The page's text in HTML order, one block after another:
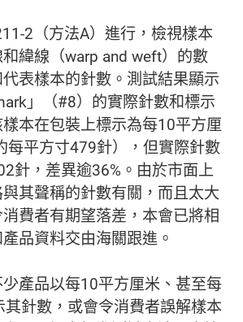
2（方法A）進行，檢視樣本
緯線（warp and weft）的數
表樣本的針數。測試結果顯示
」（#8）的實際針數和標示
本在包裝上標示為每10平方厘
每平方寸479針），但實際針數
針，差異逾36%。由於市面上
其聲稱的針數有關，而且太大
費者有期望落差，本會已將相
品資料交由海關跟進。
產品以每10平方厘米、甚至每
針數，或會令消費者誤解樣本